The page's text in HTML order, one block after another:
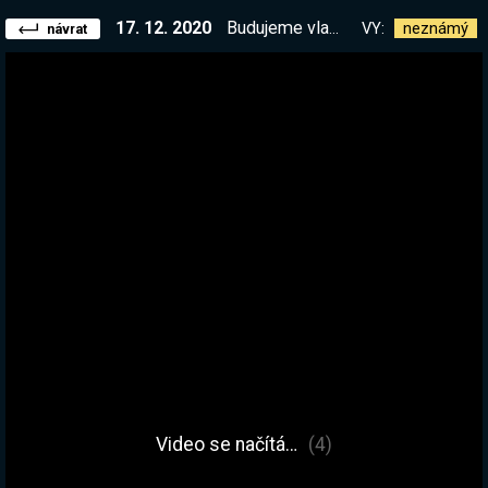
návrat 17. 12. 2020 Budujeme vlastní království! A je to těžké :D| !list VY: neznámý
Video se načítá… (4)